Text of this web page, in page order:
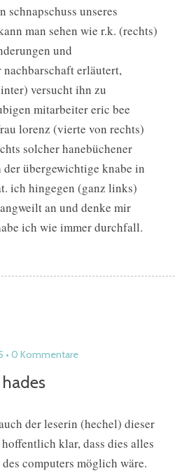
schnapschuss unseres
man sehen wie r.k. (rechts)
und
erläutert,
versucht ihn zu
mitarbeiter eric bee
lorenz (vierte von rechts)
solcher hanebüchener
übergewichtige knabe in
ich hingegen (ganz links)
an und denke mir
ich wie immer durchfall.
0 Kommentare
der leserin (hechel) dieser
klar, dass dies alles
computers möglich wäre.